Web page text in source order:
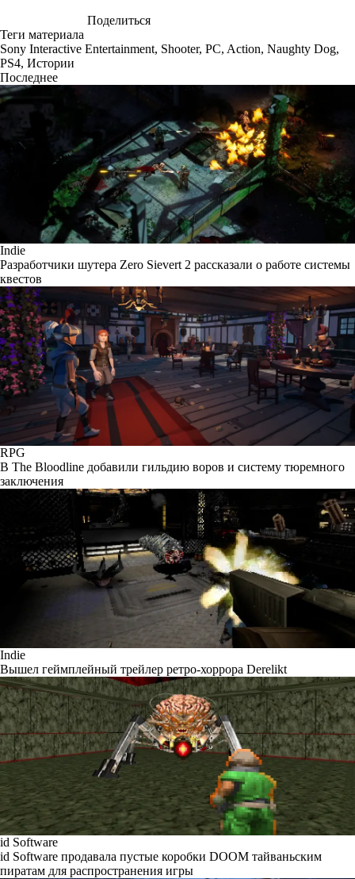
Поделиться
Теги материала
Sony Interactive Entertainment, Shooter, PC, Action, Naughty Dog,
PS4, Истории
Последнее
Indie
Разработчики шутера Zero Sievert 2 рассказали о работе системы
квестов
RPG
В The Bloodline добавили гильдию воров и систему тюремного
заключения
Indie
Вышел геймплейный трейлер ретро-хоррора Derelikt
id Software
id Software продавала пустые коробки DOOM тайваньским
пиратам для распространения игры